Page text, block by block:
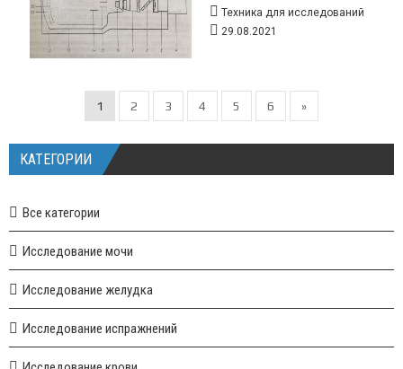
Техника для исследований
29.08.2021
1 2 3 4 5 6 »
КАТЕГОРИИ
Все категории
Исследование мочи
Исследование желудка
Исследование испражнений